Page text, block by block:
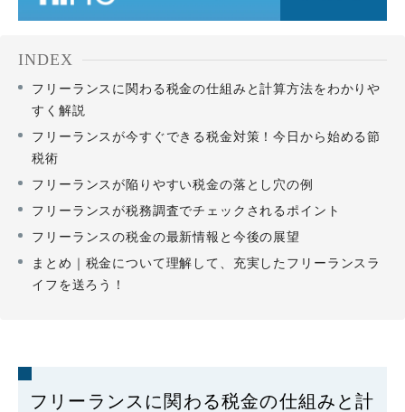
INDEX
フリーランスに関わる税金の仕組みと計算方法をわかりや
すく解説
フリーランスが今すぐできる税金対策！今日から始める節
税術
フリーランスが陥りやすい税金の落とし穴の例
フリーランスが税務調査でチェックされるポイント
フリーランスの税金の最新情報と今後の展望
まとめ｜税金について理解して、充実したフリーランスラ
イフを送ろう！
フリーランスに関わる税金の仕組みと計